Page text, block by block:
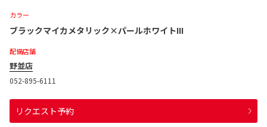
カラー
ブラックマイカメタリック×パールホワイトIII
配備店舗
野並店
052-895-6111
リクエスト予約